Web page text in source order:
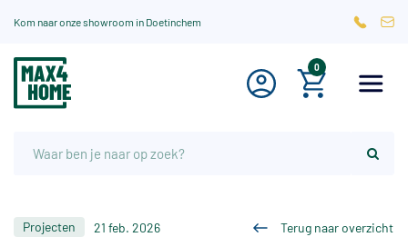
Kom naar onze showroom in Doetinchem
0
Projecten 21 feb. 2026 Terug naar overzicht